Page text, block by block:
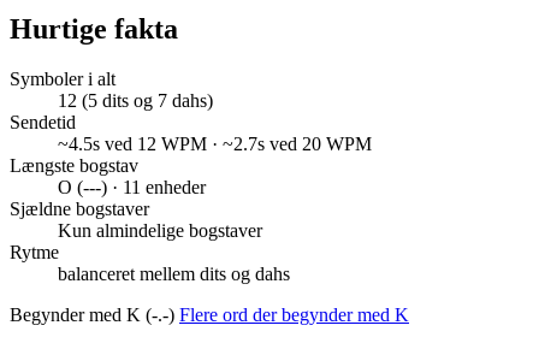
Hurtige fakta
Symboler i alt
12 (5 dits og 7 dahs)
Sendetid
~4.5s ved 12 WPM · ~2.7s ved 20 WPM
Længste bogstav
O (---) · 11 enheder
Sjældne bogstaver
Kun almindelige bogstaver
Rytme
balanceret mellem dits og dahs
Begynder med K (-.-) Flere ord der begynder med K